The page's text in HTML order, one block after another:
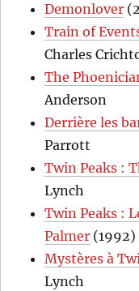
Demonlover
Train of
Charles
The
Anderson
Derrière les
Parrott
Twin Peaks :
Lynch
Twin Peaks :
Palmer (1992)
Mystères à
Lynch